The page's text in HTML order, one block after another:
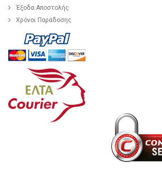
Έξοδα Αποστολής
Χρόνοι Παράδοσης